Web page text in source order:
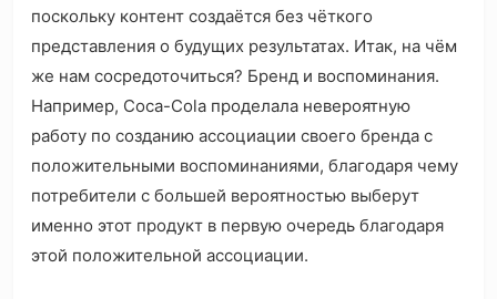
поскольку контент создаётся без чёткого
представления о будущих результатах. Итак, на чём
же нам сосредоточиться? Бренд и воспоминания.
Например, Coca-Cola проделала невероятную
работу по созданию ассоциации своего бренда с
положительными воспоминаниями, благодаря чему
потребители с большей вероятностью выберут
именно этот продукт в первую очередь благодаря
этой положительной ассоциации.